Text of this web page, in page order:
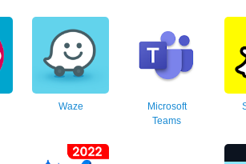
Waze
Microsoft
Teams